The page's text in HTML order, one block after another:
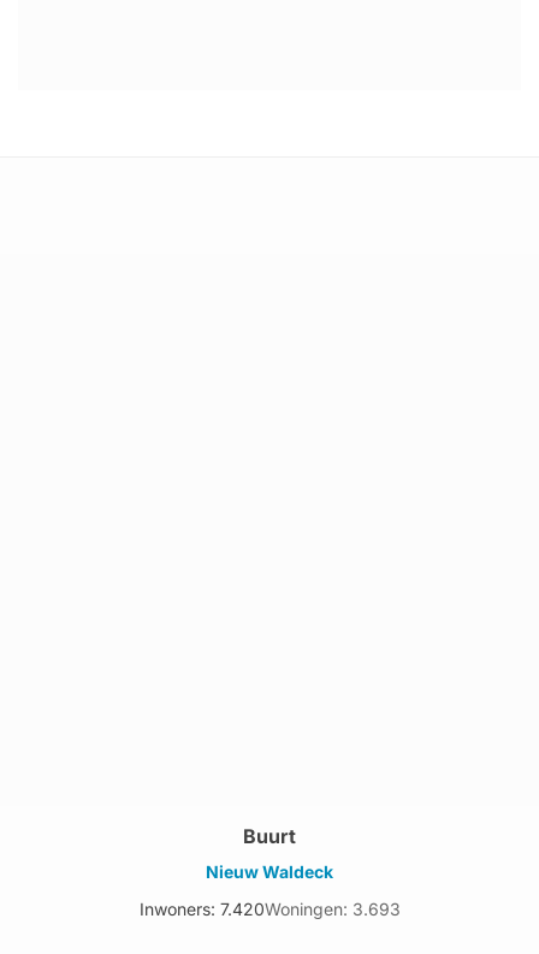
Buurt
Nieuw Waldeck
Inwoners: 7.420Woningen: 3.693